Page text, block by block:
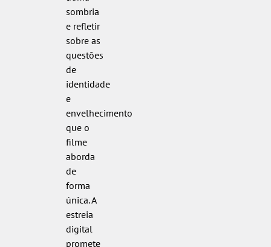
sombria
e refletir
sobre as
questões
de
identidade
e
envelhecimento
que o
filme
aborda
de
forma
única. A
estreia
digital
promete